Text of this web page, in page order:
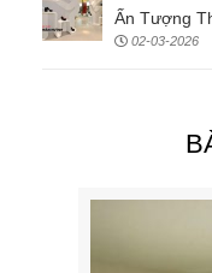
Ấn Tượng
02-03-2026